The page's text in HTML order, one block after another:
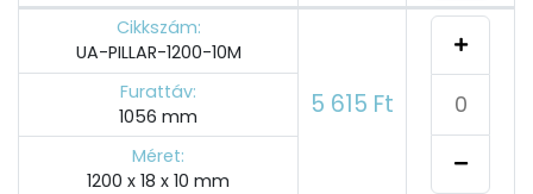
Cikkszám:
UA-PILLAR-1200-10M
5 615 Ft
Furattáv:
1056 mm
Méret:
1200 x 18 x 10 mm